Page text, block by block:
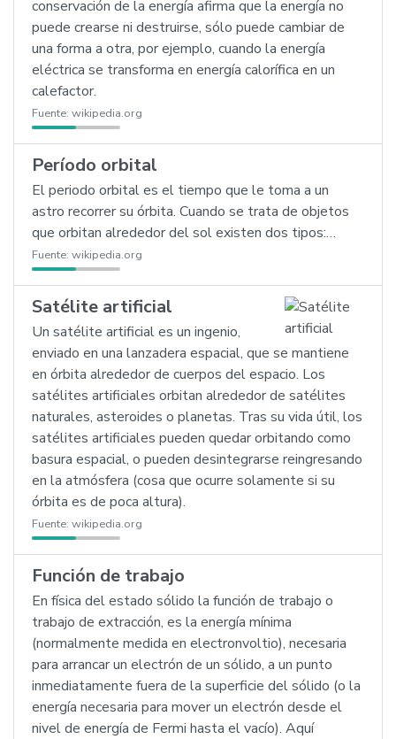
conservación de la energía afirma que la energía no
puede crearse ni destruirse, sólo puede cambiar de
una forma a otra, por ejemplo, cuando la energía
eléctrica se transforma en energía calorífica en un
calefactor.
Fuente: wikipedia.org
Período orbital
El periodo orbital es el tiempo que le toma a un
astro recorrer su órbita. Cuando se trata de objetos
que orbitan alrededor del sol existen dos tipos:…
Fuente: wikipedia.org
Satélite artificial
Un satélite artificial es un ingenio,
enviado en una lanzadera espacial, que se mantiene
en órbita alrededor de cuerpos del espacio. Los
satélites artificiales orbitan alrededor de satélites
naturales, asteroides o planetas. Tras su vida útil, los
satélites artificiales pueden quedar orbitando como
basura espacial, o pueden desintegrarse reingresando
en la atmósfera (cosa que ocurre solamente si su
órbita es de poca altura).
Fuente: wikipedia.org
Función de trabajo
En física del estado sólido la función de trabajo o
trabajo de extracción, es la energía mínima
(normalmente medida en electronvoltio), necesaria
para arrancar un electrón de un sólido, a un punto
inmediatamente fuera de la superficie del sólido (o la
energía necesaria para mover un electrón desde el
nivel de energía de Fermi hasta el vacío). Aquí